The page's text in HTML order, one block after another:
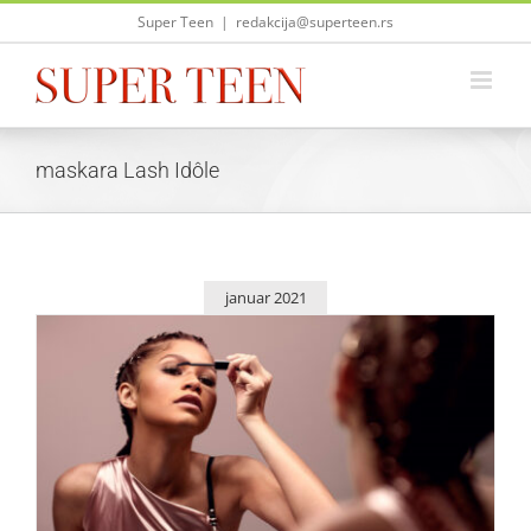
Skip
Super Teen | redakcija@superteen.rs
maskara Lash Idôle
januar 2021
Nova Idôle maskara za trepavice kakve ste oduvek želeli
Lepota i moda